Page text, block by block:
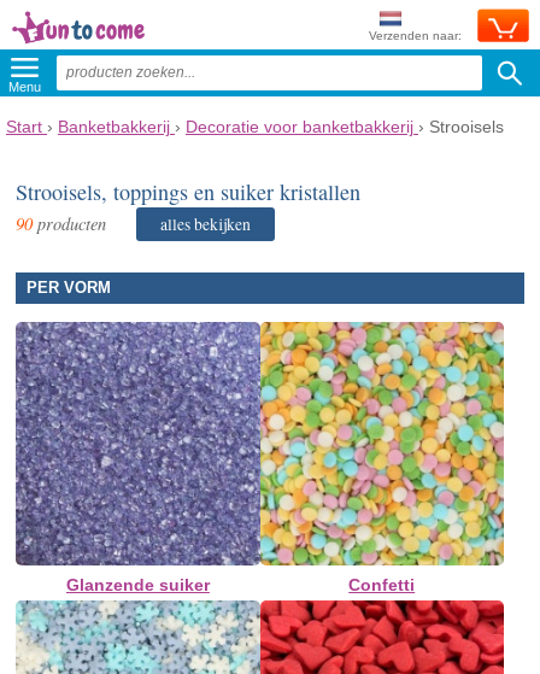
Verzenden naar:
Menu
Start › Banketbakkerij › Decoratie voor banketbakkerij › Strooisels
Strooisels, toppings en suiker kristallen
90producten alles bekijken
PER VORM
Glanzende suiker Confetti